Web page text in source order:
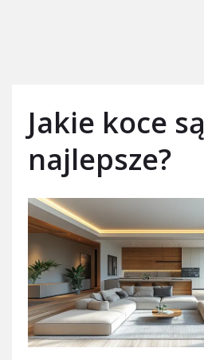
Jakie koce są
najlepsze?